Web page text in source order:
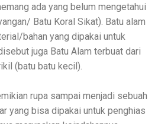
ada yang belum mengetahui
Batu Koral Sikat). Batu alam
bahan yang dipakai untuk
juga Batu Alam terbuat dari
(batu batu kecil).
rupa sampai menjadi sebuah
yang bisa dipakai untuk penghias